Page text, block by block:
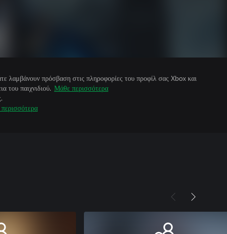
λαμβάνουν πρόσβαση στις πληροφορίες του προφίλ σας Xbox και
του παιχνιδιού. Μάθε περισσότερα